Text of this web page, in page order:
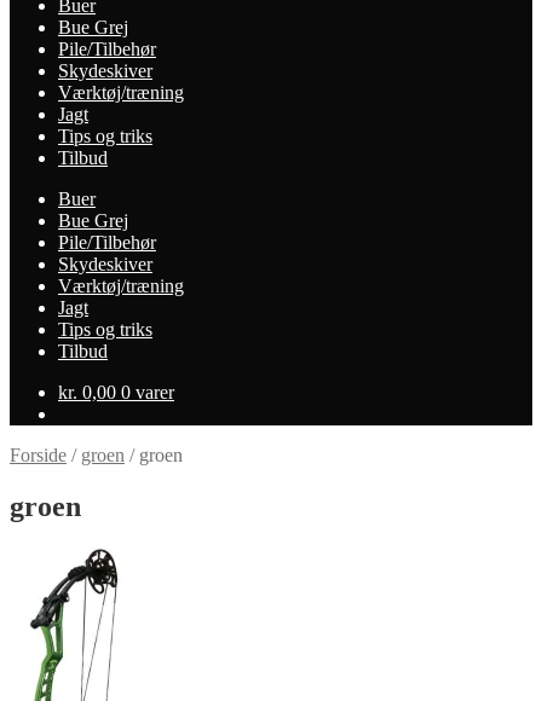
Buer
Bue Grej
Pile/Tilbehør
Skydeskiver
Værktøj/træning
Jagt
Tips og triks
Tilbud
Buer
Bue Grej
Pile/Tilbehør
Skydeskiver
Værktøj/træning
Jagt
Tips og triks
Tilbud
kr. 0,00 0 varer
Forside / groen / groen
groen